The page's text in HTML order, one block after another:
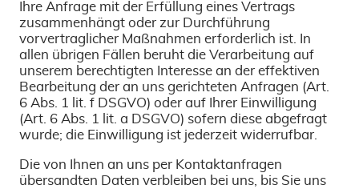
Ihre Anfrage mit der Erfüllung eines Vertrags
zusammenhängt oder zur Durchführung
vorvertraglicher Maßnahmen erforderlich ist. In
allen übrigen Fällen beruht die Verarbeitung auf
unserem berechtigten Interesse an der effektiven
Bearbeitung der an uns gerichteten Anfragen (Art.
6 Abs. 1 lit. f DSGVO) oder auf Ihrer Einwilligung
(Art. 6 Abs. 1 lit. a DSGVO) sofern diese abgefragt
wurde; die Einwilligung ist jederzeit widerrufbar.
Die von Ihnen an uns per Kontaktanfragen
übersandten Daten verbleiben bei uns, bis Sie uns